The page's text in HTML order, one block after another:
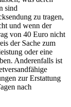
sind
zu tragen,
und wenn der
von 40 Euro nicht
der Sache zum
oder eine
Anderenfalls ist
zur Erstattung
nach